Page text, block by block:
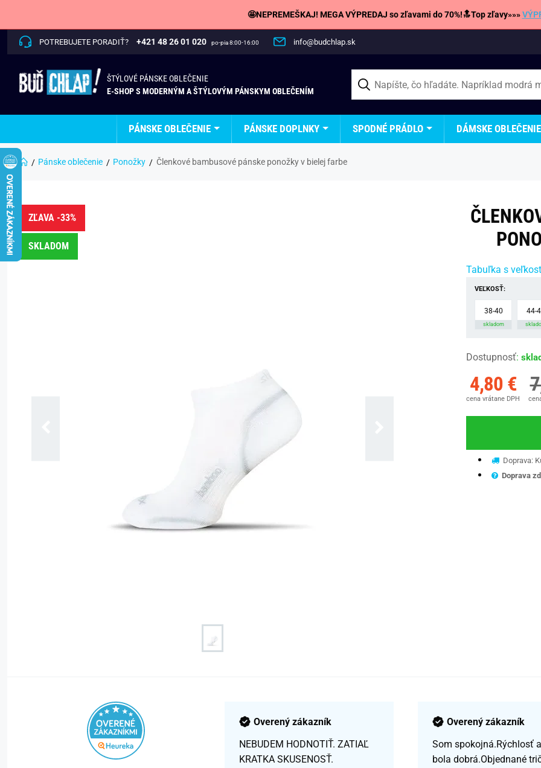
🤩NEPREMEŠKAJ! MEGA VÝPREDAJ so zľavami do 70%!🔝Top zľavy»»»
POTREBUJETE PORADIŤ? +421 48 26 01 020 po-pia 8:00-16:00 info@budchlap.sk
ŠTÝLOVÉ PÁNSKE OBLEČENIE
E-SHOP S MODERNÝM A ŠTÝLOVÝM PÁNSKYM OBLEČENÍM
PÁNSKE OBLEČENIE PÁNSKE DOPLNKY SPODNÉ PRÁDLO DÁMSKE OBLEČENIE
Pánske oblečenie Ponožky Členkové bambusové pánske ponožky v bielej farbe
ZĽAVA -33%
SKLADOM
Tabuľka s
VEĽKOSŤ:
38-40
skladom
44-
Dostupnosť:
4,80 €
cena vrátane DPH
Doprava:
Doprava
Overený zákazník
NEBUDEM HODNOTIŤ. ZATIAĽ
KRATKA SKUSENOSŤ.
Overený zákazník
Som spokojná.Rýchlosť
bola dobrá.Objednané